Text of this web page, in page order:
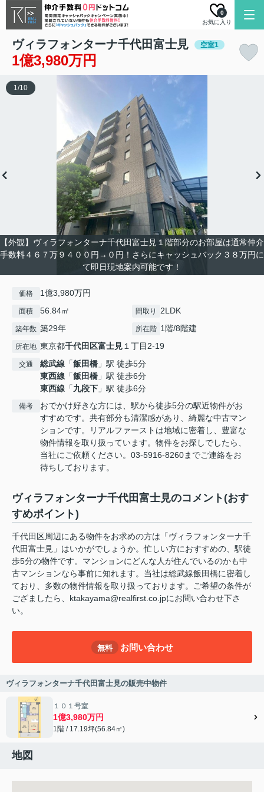
お気に入り
0
ヴィラフォンターナ千代田富士見 空室1
1億3,980万円
【外観】ヴィラフォンターナ千代田富士見１階部分のお部屋は通常仲介
手数料４６７万９４００円→０円！さらにキャッシュバック３８万円に
て即日現地案内可能です！
1/10
価格 1億3,980万円
面積 56.84㎡ 間取り 2LDK
築年数 築29年 所在階 1階/8階建
所在地 東京都千代田区富士見１丁目2-19
交通 総武線 「飯田橋 」駅 徒歩5分
東西線 「飯田橋 」駅 徒歩6分
東西線 「九段下 」駅 徒歩6分
備考
おでかけ好きな方には、駅から徒歩5分の駅近物件がお
すすめです。共有部分も清潔感があり、綺麗な中古マン
ションです。リアルファーストは地域に密着し、豊富な
物件情報を取り扱っています。物件をお探しでしたら、
当社にご依頼ください。03-5916-8260までご連絡をお
待ちしております。
ヴィラフォンターナ千代田富士見のコメント(おす
すめポイント)
千代田区周辺にある物件をお求めの方は「ヴィラフォンターナ千
代田富士見」はいかがでしょうか。忙しい方におすすめの、駅徒
歩5分の物件です。マンションにどんな人が住んでいるのかも中
古マンションなら事前に知れます。当社は総武線飯田橋に密着し
ており、多数の物件情報を取り扱っております。ご希望の条件が
ござましたら、ktakayama@realfirst.co.jpにお問い合わせ下さ
い。
無料 お問い合わせ
ヴィラフォンターナ千代田富士見の販売中物件
１０１号室
1億3,980万円
1階 / 17.19坪(56.84㎡)
地図